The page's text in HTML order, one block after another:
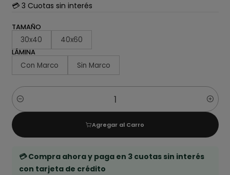
💳 3 Cuotas sin interés
TAMAÑO
30x40 40x60
LÁMINA
Con Marco Sin Marco
Cantidad
Agregar al Carro
💳 Compra ahora y paga en 3 cuotas sin interés
con tarjeta de crédito